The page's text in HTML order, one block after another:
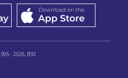
- 2026, B92